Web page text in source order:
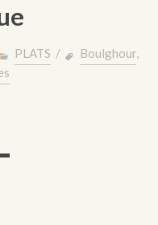
PLATS / Boulghour,